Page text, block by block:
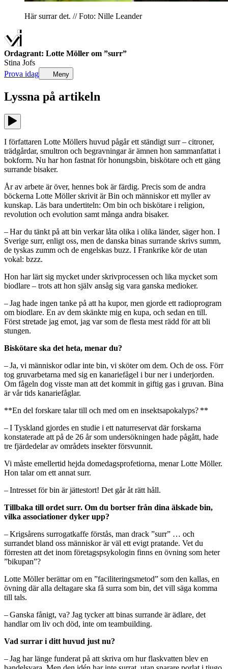
Här surrar det. // Foto: Nille Leander
Ordagrant: Lotte Möller om ”surr”
Stina Jofs
Prova idag
Meny
Lyssna på artikeln
I författaren Lotte Möllers huvud pågår ett ständigt surr – citroner,
trädgårdar, smultron och begravningar är ämnen hon sammanfattat i
bokform. Nu har hon fastnat för honungsbin, biskötare och ett gäng
surrande bisaker.
År av arbete är över, hennes bok är färdig. Precis som de andra
böckerna Lotte Möller skrivit är Bin och människor ett myller av
kunskap. Läs bara undertiteln: Om bin och biskötare i religion,
revolution och evolution samt många andra bisaker.
– Har du tänkt på att bin verkar låta olika i olika länder, säger hon. I
Sverige surr, enligt oss, men de danska binas surrande skrivs summ,
de tyskas zumm och de engelskas buzz. I Frankrike kör de utan
vokal: bzzz.
Hon har lärt sig mycket under skrivprocessen och lika mycket som
biodlare – trots att hon själv ansåg sig vara ganska medioker.
– Jag hade ingen tanke på att ha kupor, men gjorde ett radioprogram
om biodlare. En av dem skänkte mig en kupa, och sedan en till.
Först stretade jag emot, jag var som de flesta mest rädd för att bli
stungen.
Biskötare ska det heta, menar du?
– Ja, vi människor odlar inte bin, vi sköter om dem. Och de oss. Förr
tog gruvarbetarna med sig en kanariefågel i bur ner i underjorden.
Om fågeln dog visste man att det kommit in giftig gas i gruvan. Bina
är vår tids kanariefåglar.
**En del forskare talar till och med om en insektsapokalyps? **
– I Tyskland gjordes en studie i ett naturreservat där forskarna
konstaterade att på de 26 år som undersökningen hade pågått, hade
tre fjärdedelar av områdets insekter försvunnit.
Vi måste emellertid hejda domedagsprofetiorna, menar Lotte Möller.
Hon talar om ett annat surr.
– Intresset för bin är jättestort! Det går åt rätt håll.
Tillbaka till ordet surr. Om du bortser från dina älskade bin,
vilka associationer dyker upp?
– Krigsårens surrogatkaffe förstås, man drack ”surr” … och
surrandet bland oss människor är väl ett evigt pratande. Vet du
förresten att det inom företagspsykologin finns en övning som heter
”bikupan”?
Lotte Möller berättar om en ”faciliteringsmetod” som den kallas, en
övning där alla deltagare ska få surra som bin, det vill säga komma
till tals.
– Ganska fånigt, va? Jag tycker att binas surrande är ädlare, det
handlar om liv och död, inte om teambuilding.
Vad surrar i ditt huvud just nu?
– Jag har länge funderat på att skriva om hur flaskvatten blev en